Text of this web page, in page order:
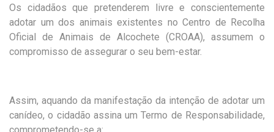
Os cidadãos que pretenderem livre e conscientemente
adotar um dos animais existentes no Centro de Recolha
Oficial de Animais de Alcochete (CROAA), assumem o
compromisso de assegurar o seu bem-estar.
Assim, aquando da manifestação da intenção de adotar um
canídeo, o cidadão assina um Termo de Responsabilidade,
comprometendo-se a: